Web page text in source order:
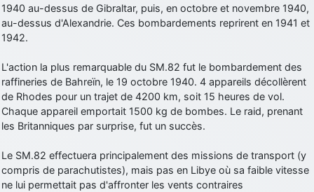
1940 au-dessus de Gibraltar, puis, en octobre et novembre 1940,
au-dessus d'Alexandrie. Ces bombardements reprirent en 1941 et
1942.
L'action la plus remarquable du SM.82 fut le bombardement des
raffineries de Bahreïn, le 19 octobre 1940. 4 appareils décollèrent
de Rhodes pour un trajet de 4200 km, soit 15 heures de vol.
Chaque appareil emportait 1500 kg de bombes. Le raid, prenant
les Britanniques par surprise, fut un succès.
Le SM.82 effectuera principalement des missions de transport (y
compris de parachutistes), mais pas en Libye où sa faible vitesse
ne lui permettait pas d'affronter les vents contraires